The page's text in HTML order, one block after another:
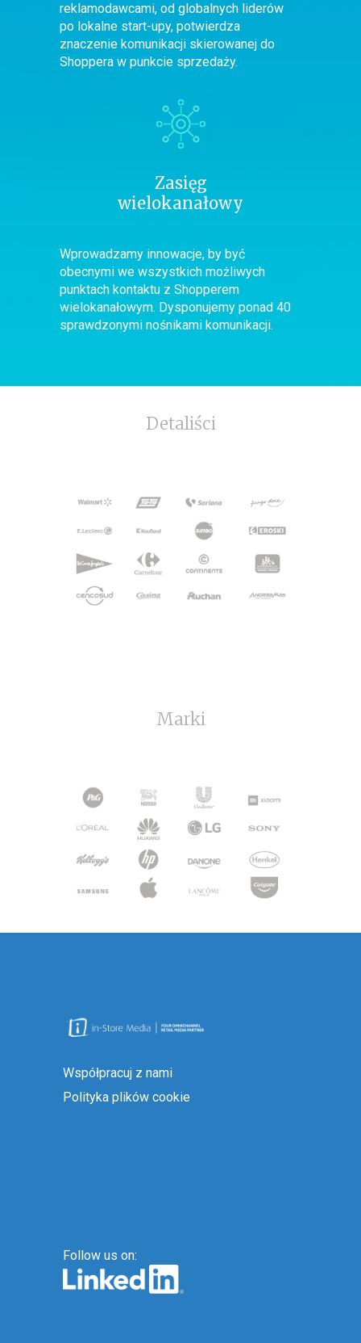
reklamodawcami, od globalnych liderów
po lokalne start-upy, potwierdza
znaczenie komunikacji skierowanej do
Shoppera w punkcie sprzedaży.
Zasięg
wielokanałowy
Wprowadzamy innowacje, by być
obecnymi we wszystkich możliwych
punktach kontaktu z Shopperem
wielokanałowym. Dysponujemy ponad 40
sprawdzonymi nośnikami komunikacji.
Detaliści
Marki
Współpracuj z nami
Polityka plików cookie
Follow us on: